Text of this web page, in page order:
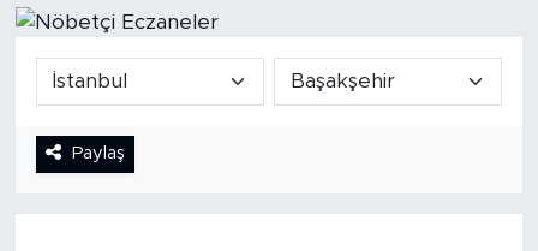
Paylaş
MEDYA
DÜNYA
Trafik Durumu
Süper Lig Puan Durumu ve Fikstür
Tüm Manşetler